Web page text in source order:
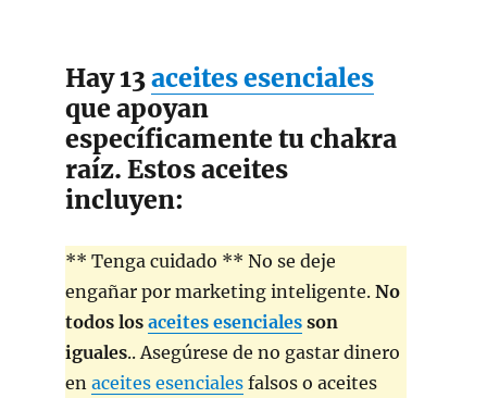
Hay 13aceites esenciales
que apoyan
específicamente tu chakra
raíz. Estos aceites
incluyen:
** Tenga cuidado ** No se deje
engañar por marketing inteligente. No
todos los aceites esenciales son
iguales.. Asegúrese de no gastar dinero
en aceites esenciales falsos o aceites